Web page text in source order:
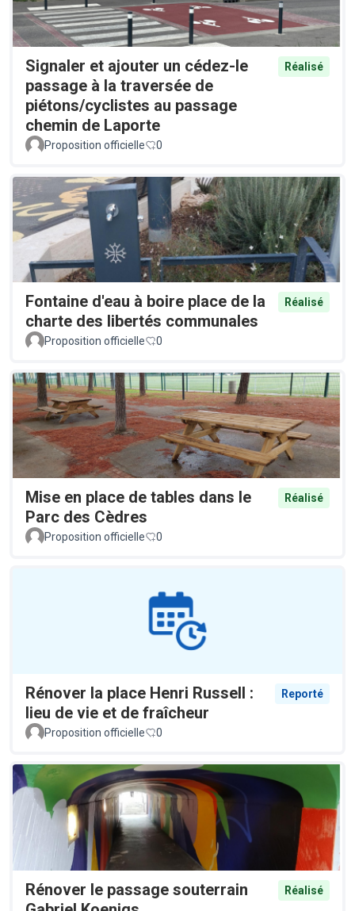
Signaler et ajouter un cédez-le
passage à la traversée de
piétons/cyclistes au passage
chemin de Laporte
Réalisé
Proposition officielle 0
Fontaine d'eau à boire place de la
charte des libertés communales
Réalisé
Proposition officielle 0
Mise en place de tables dans le
Parc des Cèdres
Réalisé
Proposition officielle 0
Rénover la place Henri Russell :
lieu de vie et de fraîcheur
Reporté
Proposition officielle 0
Rénover le passage souterrain
Réalisé